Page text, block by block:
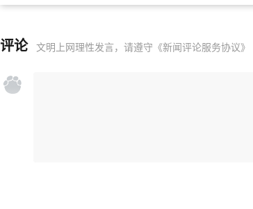
评论 文明上网理性发言，请遵守 《新闻评论服务协议》